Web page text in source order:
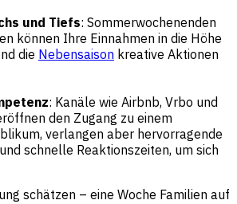
und Tiefs: Sommerwochenenden
können Ihre Einnahmen in die Höhe
die Nebensaison kreative Aktionen
: Kanäle wie Airbnb, Vrbo und
den Zugang zu einem
verlangen aber hervorragende
und schnelle Reaktionszeiten, um sich
schätzen – eine Woche Familien auf